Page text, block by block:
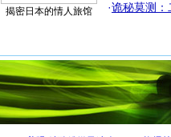
揭密日本的情人旅馆
·诡秘莫测：